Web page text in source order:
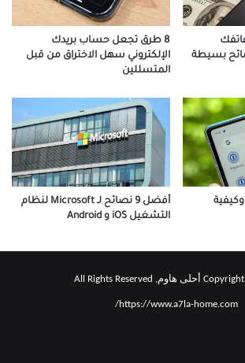
بسيطة
8 طرق تجعل حساب بريدك
الإلكتروني سهل الاختراق من قبل
المتسللين
أسباب بطء اتصال 5G وكيفية
أفضل 9 نصائح لـ Microsoft لنظام
التشغيل iOS و Android
https://www.a7la-home.com/